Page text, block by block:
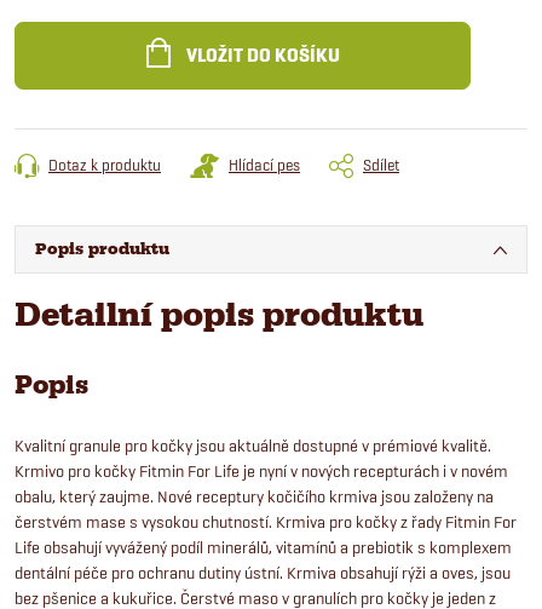
VLOŽIT DO KOŠÍKU
Dotaz k produktu Hlídací pes Sdílet
Popis produktu
Detailní popis produktu
Popis
Kvalitní granule pro kočky jsou aktuálně dostupné v prémiové kvalitě.
Krmivo pro kočky Fitmin For Life je nyní v nových recepturách i v novém
obalu, který zaujme. Nové receptury kočičího krmiva jsou založeny na
čerstvém mase s vysokou chutností. Krmiva pro kočky z řady Fitmin For
Life obsahují vyvážený podíl minerálů, vitamínů a prebiotik s komplexem
dentální péče pro ochranu dutiny ústní. Krmiva obsahují rýži a oves, jsou
bez pšenice a kukuřice. Čerstvé maso v granulích pro kočky je jeden z